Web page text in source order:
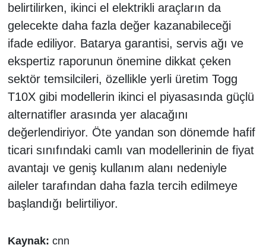
belirtilirken, ikinci el elektrikli araçların da
gelecekte daha fazla değer kazanabileceği
ifade ediliyor. Batarya garantisi, servis ağı ve
ekspertiz raporunun önemine dikkat çeken
sektör temsilcileri, özellikle yerli üretim Togg
T10X gibi modellerin ikinci el piyasasında güçlü
alternatifler arasında yer alacağını
değerlendiriyor. Öte yandan son dönemde hafif
ticari sınıfındaki camlı van modellerinin de fiyat
avantajı ve geniş kullanım alanı nedeniyle
aileler tarafından daha fazla tercih edilmeye
başlandığı belirtiliyor.
Kaynak: cnn